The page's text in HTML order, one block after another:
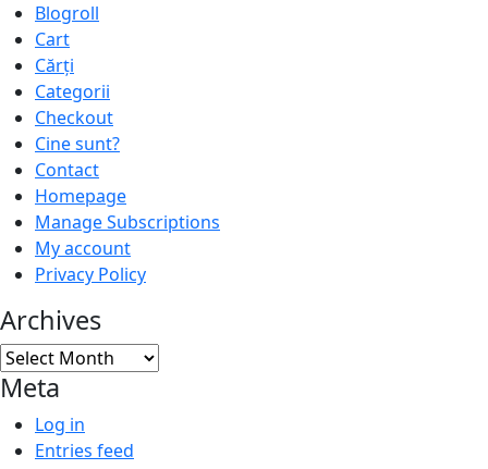
Blogroll
Cart
Cărți
Categorii
Checkout
Cine sunt?
Contact
Homepage
Manage Subscriptions
My account
Privacy Policy
Archives
Archives
Meta
Log in
Entries feed